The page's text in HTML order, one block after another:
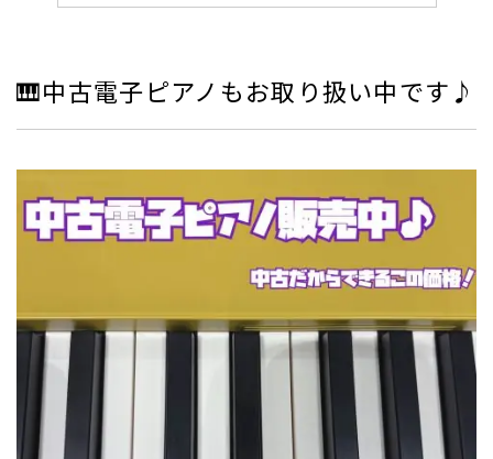
🎹中古電子ピアノもお取り扱い中です♪